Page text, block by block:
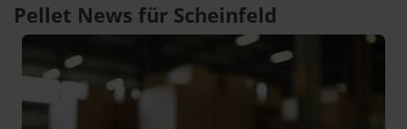
Pellet News für Scheinfeld